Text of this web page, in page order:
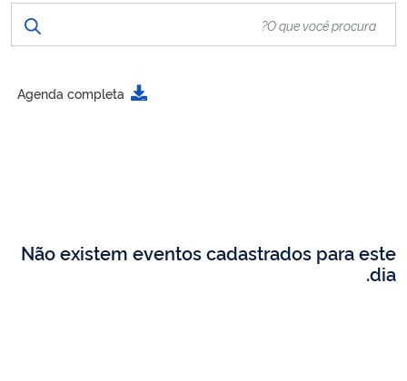
Agenda completa
Não existem eventos cadastrados para este
dia.